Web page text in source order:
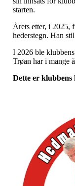
starten.
Årets etter, i 2025,
hederstegn. Han
I 2026 ble
Trøan har i mange
Dette er klubbens